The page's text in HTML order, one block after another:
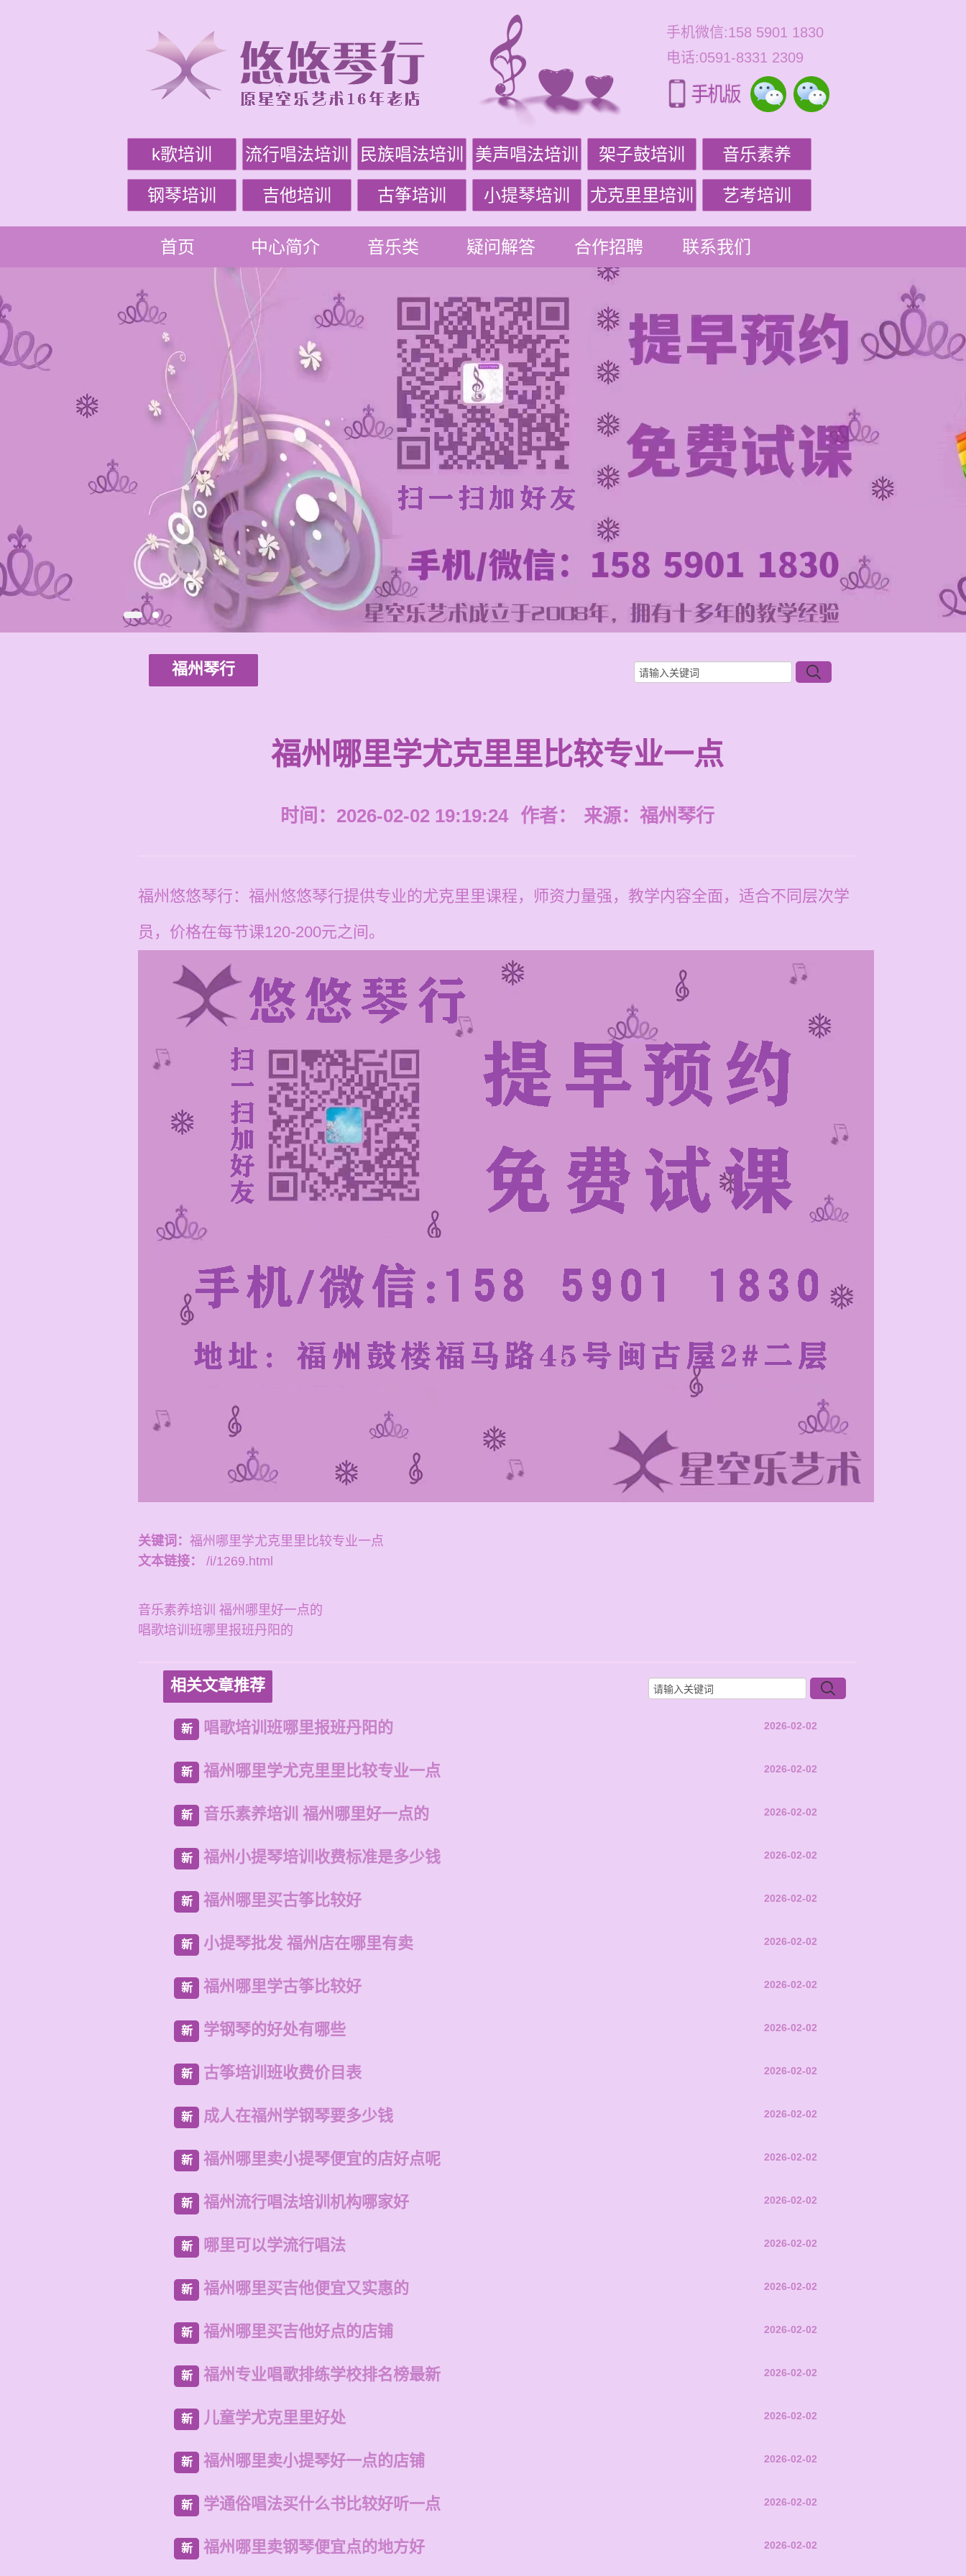
手机微信:158 5901 1830
电话:0591-8331 2309
k歌培训 流行唱法培训 民族唱法培训 美声唱法培训 架子鼓培训 音乐素养
钢琴培训 吉他培训 古筝培训 小提琴培训 尤克里里培训 艺考培训
首页 中心简介 音乐类 疑问解答 合作招聘 联系我们
福州琴行
福州哪里学尤克里里比较专业一点
时间：2026-02-02 19:19:24 作者： 来源： 福州琴行
福州悠悠琴行：福州悠悠琴行提供专业的尤克里里课程，师资力量强，教学内容全面，适合不同层次学
员，价格在每节课120-200元之间。
关键词： 福州哪里学尤克里里比较专业一点
文本链接：
/i/1269.html
音乐素养培训 福州哪里好一点的
唱歌培训班哪里报班丹阳的
相关文章推荐
新 唱歌培训班哪里报班丹阳的 2026-02-02
新 福州哪里学尤克里里比较专业一点 2026-02-02
新 音乐素养培训 福州哪里好一点的 2026-02-02
新 福州小提琴培训收费标准是多少钱 2026-02-02
新 福州哪里买古筝比较好 2026-02-02
新 小提琴批发 福州店在哪里有卖 2026-02-02
新 福州哪里学古筝比较好 2026-02-02
新 学钢琴的好处有哪些 2026-02-02
新 古筝培训班收费价目表 2026-02-02
新 成人在福州学钢琴要多少钱 2026-02-02
新 福州哪里卖小提琴便宜的店好点呢 2026-02-02
新 福州流行唱法培训机构哪家好 2026-02-02
新 哪里可以学流行唱法 2026-02-02
新 福州哪里买吉他便宜又实惠的 2026-02-02
新 福州哪里买吉他好点的店铺 2026-02-02
新 福州专业唱歌排练学校排名榜最新 2026-02-02
新 儿童学尤克里里好处 2026-02-02
新 福州哪里卖小提琴好一点的店铺 2026-02-02
新 学通俗唱法买什么书比较好听一点 2026-02-02
新 福州哪里卖钢琴便宜点的地方好 2026-02-02